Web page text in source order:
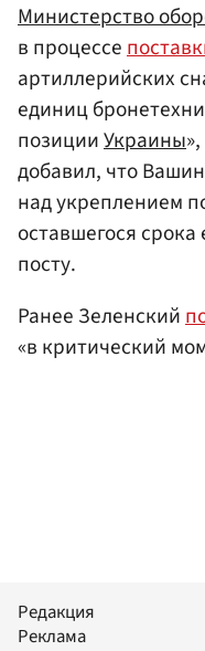
Министерство
в процессе
артиллерийских
единиц
позицииУкраины
добавил, что
над укреплением
оставшегося
посту.
Ранее Зеленский
«в критический
Редакция
Реклама